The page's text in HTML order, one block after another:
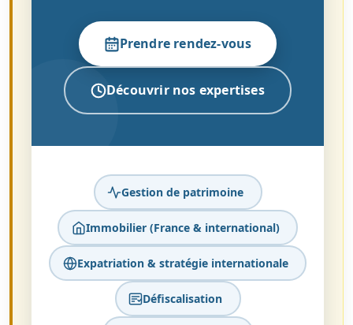
Prendre rendez-vous
Découvrir nos expertises
Gestion de patrimoine
Immobilier (France & international)
Expatriation & stratégie internationale
Défiscalisation